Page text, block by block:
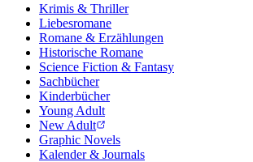
Krimis & Thriller
Liebesromane
Romane & Erzählungen
Historische Romane
Science Fiction & Fantasy
Sachbücher
Kinderbücher
Young Adult
New Adult
Graphic Novels
Kalender & Journals